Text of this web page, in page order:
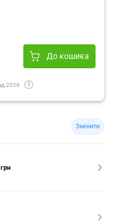
До кошика
2026
Змінити